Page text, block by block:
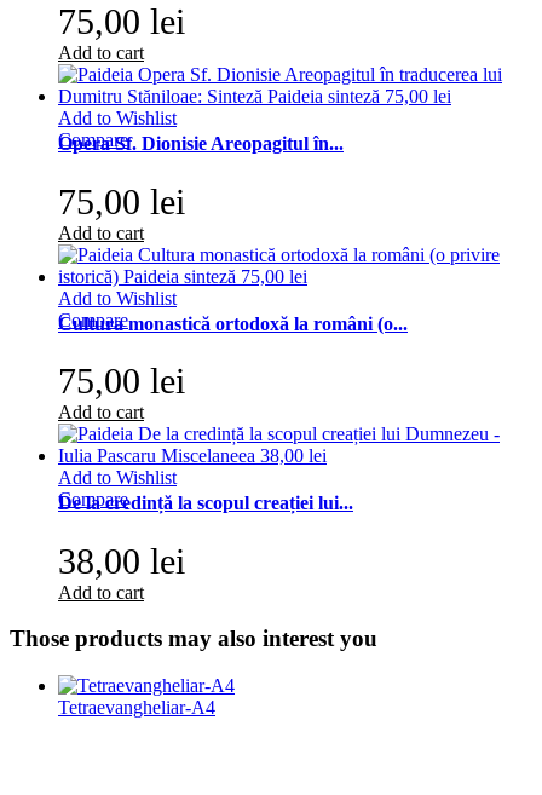
75,00 lei
Add to cart
Add to Wishlist
Compare
Opera Sf. Dionisie Areopagitul în...
75,00 lei
Add to cart
Add to Wishlist
Compare
Cultura monastică ortodoxă la români (o...
75,00 lei
Add to cart
Add to Wishlist
Compare
De la credință la scopul creației lui...
38,00 lei
Add to cart
Those products may also interest you
Tetraevangheliar-A4